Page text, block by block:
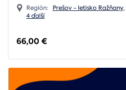
Región: Prešov - letisko Ražňany,
4 ďalší
66,00 €